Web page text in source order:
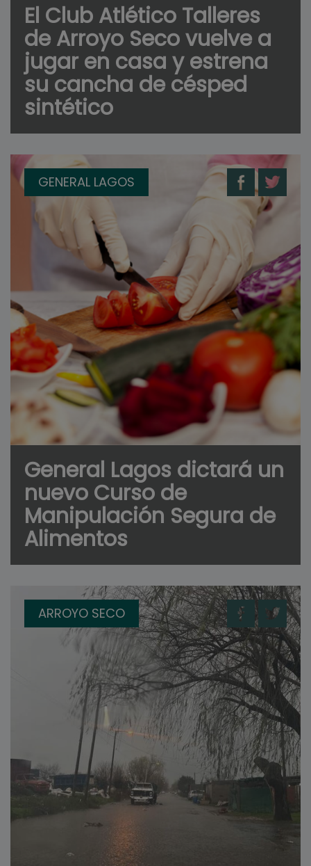
El Club Atlético Talleres
de Arroyo Seco vuelve a
jugar en casa y estrena
su cancha de césped
sintético
GENERAL LAGOS
General Lagos dictará un
nuevo Curso de
Manipulación Segura de
Alimentos
ARROYO SECO